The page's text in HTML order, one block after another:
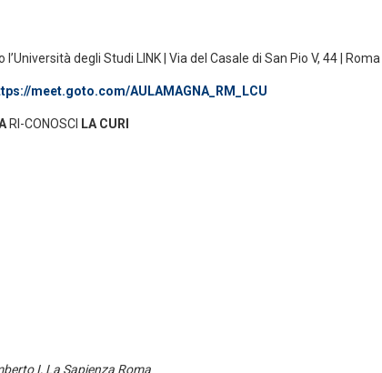
l’Università degli Studi LINK | Via del Casale di San Pio V, 44 | Roma |
meet.goto.com/AULAMAGNA_RM_LCU
RI-CONOSCI LA CURI
I, La Sapienza Roma